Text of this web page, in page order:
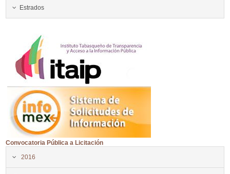
Estrados
Convocatoria Pública a Licitación
2016